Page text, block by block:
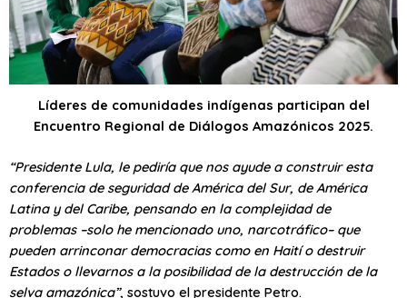
Líderes de comunidades indígenas participan del
Encuentro Regional de Diálogos Amazónicos 2025.
“Presidente Lula, le pediría que nos ayude a construir esta
conferencia de seguridad de América del Sur, de América
Latina y del Caribe, pensando en la complejidad de
problemas –solo he mencionado uno, narcotráfico– que
pueden arrinconar democracias como en Haití o destruir
Estados o llevarnos a la posibilidad de la destrucción de la
selva amazónica”, sostuvo el presidente Petro.